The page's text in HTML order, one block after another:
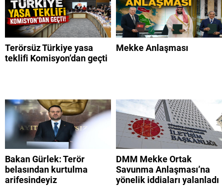
Terörsüz Türkiye yasa
teklifi Komisyon’dan geçti
Mekke Anlaşması
Bakan Gürlek: Terör
belasından kurtulma
arifesindeyiz
DMM Mekke Ortak
Savunma Anlaşması’na
yönelik iddiaları yalanladı